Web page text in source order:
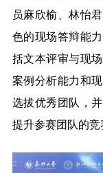
员麻欣榆、林怡
色的现场答辩能
括文本评审与现
案例分析能力和
选拔优秀团队，
提升参赛团队的竞